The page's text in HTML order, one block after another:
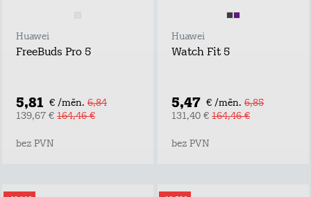
Huawei
FreeBuds Pro 5
5,81 € /mēn. 6,84
139,67 € 164,46 €
bez PVN
Huawei
Watch Fit 5
5,47 € /mēn. 6,85
131,40 € 164,46 €
bez PVN